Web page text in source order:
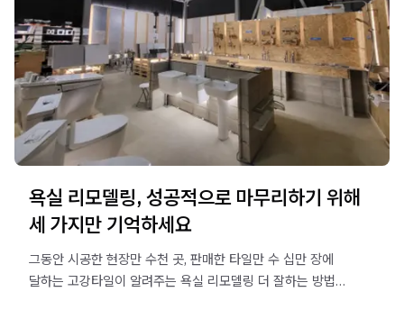
욕실 리모델링, 성공적으로 마무리하기 위해
세 가지만 기억하세요
그동안 시공한 현장만 수천 곳, 판매한 타일만 수 십만 장에
달하는 고강타일이 알려주는 욕실 리모델링 더 잘하는 방법